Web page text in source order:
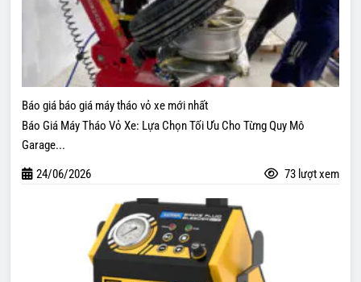
Báo giá báo giá máy tháo vỏ xe mới nhất
Báo Giá Máy Tháo Vỏ Xe: Lựa Chọn Tối Ưu Cho Từng Quy Mô
Garage...
24/06/2026 73 lượt xem